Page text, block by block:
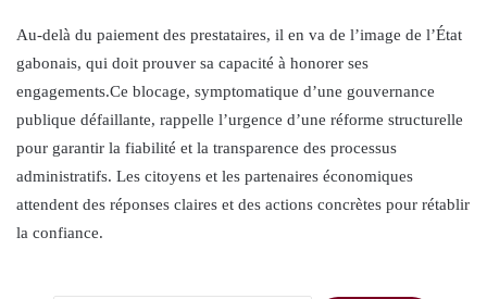
Au-delà du paiement des prestataires, il en va de l’image de l’État
gabonais, qui doit prouver sa capacité à honorer ses
engagements.Ce blocage, symptomatique d’une gouvernance
publique défaillante, rappelle l’urgence d’une réforme structurelle
pour garantir la fiabilité et la transparence des processus
administratifs. Les citoyens et les partenaires économiques
attendent des réponses claires et des actions concrètes pour rétablir
la confiance.